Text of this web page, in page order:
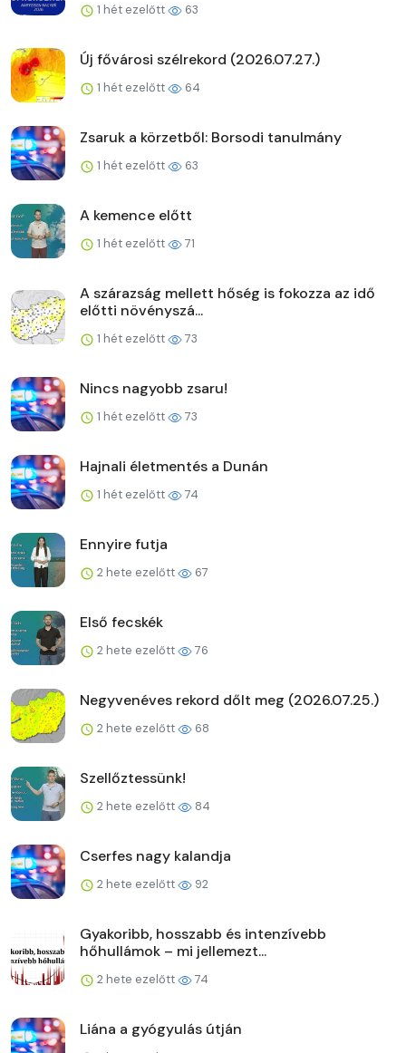
1 hét ezelőtt 63
Új fővárosi szélrekord (2026.07.27.)
1 hét ezelőtt 64
Zsaruk a körzetből: Borsodi tanulmány
1 hét ezelőtt 63
A kemence előtt
1 hét ezelőtt 71
A szárazság mellett hőség is fokozza az idő
előtti növényszá...
1 hét ezelőtt 73
Nincs nagyobb zsaru!
1 hét ezelőtt 73
Hajnali életmentés a Dunán
1 hét ezelőtt 74
Ennyire futja
2 hete ezelőtt 67
Első fecskék
2 hete ezelőtt 76
Negyvenéves rekord dőlt meg (2026.07.25.)
2 hete ezelőtt 68
Szellőztessünk!
2 hete ezelőtt 84
Cserfes nagy kalandja
2 hete ezelőtt 92
Gyakoribb, hosszabb és intenzívebb
hőhullámok – mi jellemezt...
2 hete ezelőtt 74
Liána a gyógyulás útján